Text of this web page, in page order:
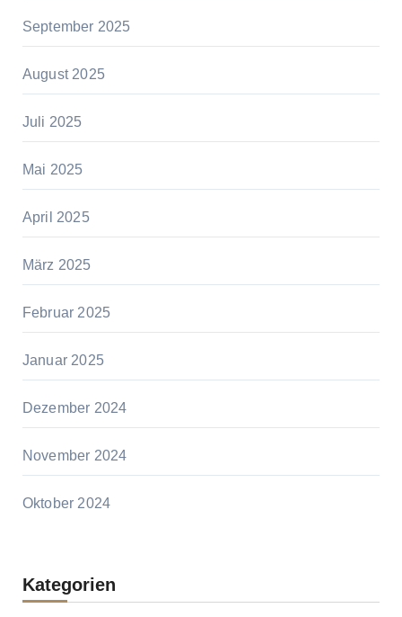
September 2025
August 2025
Juli 2025
Mai 2025
April 2025
März 2025
Februar 2025
Januar 2025
Dezember 2024
November 2024
Oktober 2024
Kategorien